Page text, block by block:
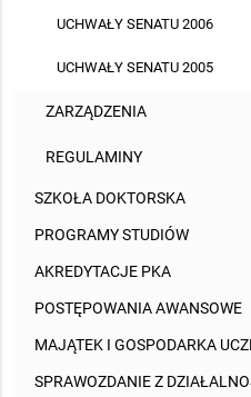
UCHWAŁY SENATU 2006
UCHWAŁY SENATU 2005
ZARZĄDZENIA
REGULAMINY
SZKOŁA DOKTORSKA
PROGRAMY STUDIÓW
AKREDYTACJE PKA
POSTĘPOWANIA AWANSOWE
MAJĄTEK I GOSPODARKA
SPRAWOZDANIE Z